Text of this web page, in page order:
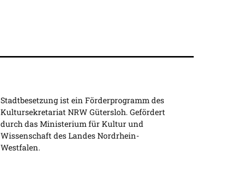
Stadtbesetzung ist ein Förderprogramm des
Kultursekretariat NRW Gütersloh. Gefördert
durch das Ministerium für Kultur und
Wissenschaft des Landes Nordrhein-
Westfalen.